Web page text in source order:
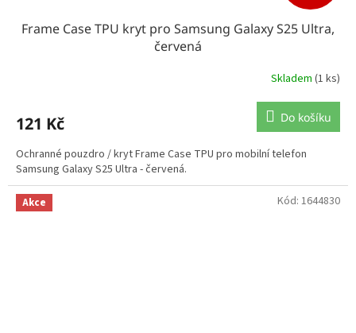
Frame Case TPU kryt pro Samsung Galaxy S25 Ultra,
červená
Skladem (1 ks)
121 Kč Do košíku
Ochranné pouzdro / kryt Frame Case TPU pro mobilní telefon
Samsung Galaxy S25 Ultra - červená.
Akce Kód: 1644830